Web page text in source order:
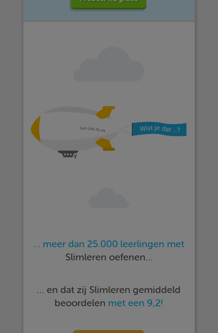
… meer dan 25.000 leerlingen met
Slimleren oefenen…
… en dat zij Slimleren gemiddeld
beoordelen met een 9,2!